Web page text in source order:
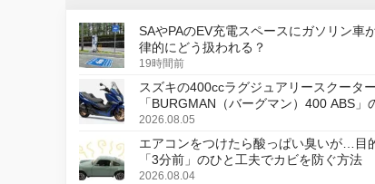
SAやPAのEV充電スペースにガソリン車
律的にどう扱われる？
19時間前
スズキの400ccラグジュアリースクーター
「BURGMAN（バーグマン）400 ABS」
更し、8月18日に発売
2026.08.05
エアコンをつけたら酸っぱい臭いが…目
「3分前」のひと工夫でカビを防ぐ方法
2026.08.04